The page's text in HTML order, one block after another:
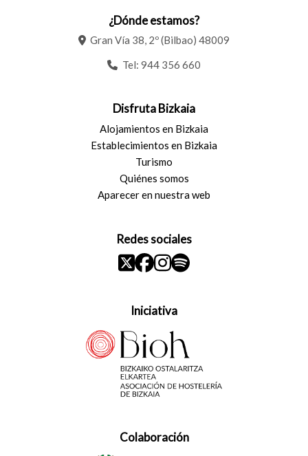
¿Dónde estamos?
Gran Vía 38, 2º (Bilbao) 48009
Tel: 944 356 660
Disfruta Bizkaia
Alojamientos en Bizkaia
Establecimientos en Bizkaia
Turismo
Quiénes somos
Aparecer en nuestra web
Redes sociales
Iniciativa
Colaboración